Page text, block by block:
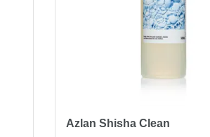
Azlan Shisha Clean